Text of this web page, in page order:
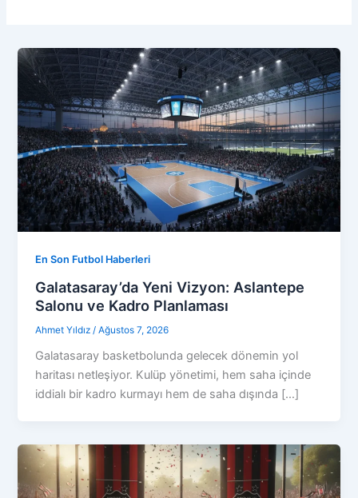
En Son Futbol Haberleri
Galatasaray’da Yeni Vizyon: Aslantepe
Salonu ve Kadro Planlaması
Ahmet Yıldız /Ağustos 7, 2026
Galatasaray basketbolunda gelecek dönemin yol
haritası netleşiyor. Kulüp yönetimi, hem saha içinde
iddialı bir kadro kurmayı hem de saha dışında […]